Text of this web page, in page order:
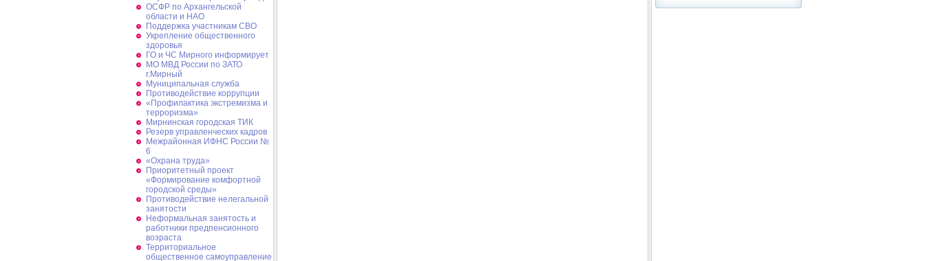
ОСФР по Архангельской
области и НАО
Поддержка участникам СВО
Укрепление общественного
здоровья
ГО и ЧС Мирного информирует
МО МВД России по ЗАТО
г.Мирный
Муниципальная cлужба
Противодействие коррупции
«Профилактика экстремизма и
терроризма»
Мирнинская городская ТИК
Резерв управленческих кадров
Межрайонная ИФНС России №
6
«Охрана труда»
Приоритетный проект
«Формирование комфортной
городской среды»
Противодействие нелегальной
занятости
Неформальная занятость и
работники предпенсионного
возраста
Территориальное
общественное самоуправление